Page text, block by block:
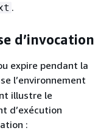
.
d’invocation
expire pendant la
l’environnement
illustre le
d’exécution
: